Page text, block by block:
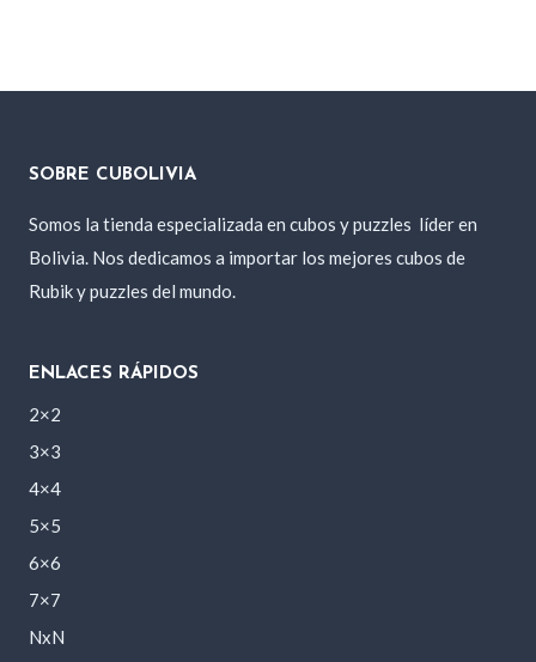
SOBRE CUBOLIVIA
Somos la tienda especializada en cubos y puzzles líder en
Bolivia. Nos dedicamos a importar los mejores cubos de
Rubik y puzzles del mundo.
ENLACES RÁPIDOS
2×2
3×3
4×4
5×5
6×6
7×7
NxN